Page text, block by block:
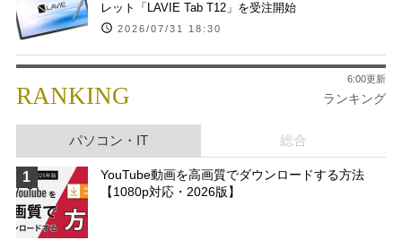
レット「LAVIE Tab T12」を受注開始
2026/07/31 18:30
RANKING ランキング
6:00更新
パソコン・IT 総合
1
YouTube動画を高画質でダウンロードする方法
【1080p対応・2026版】